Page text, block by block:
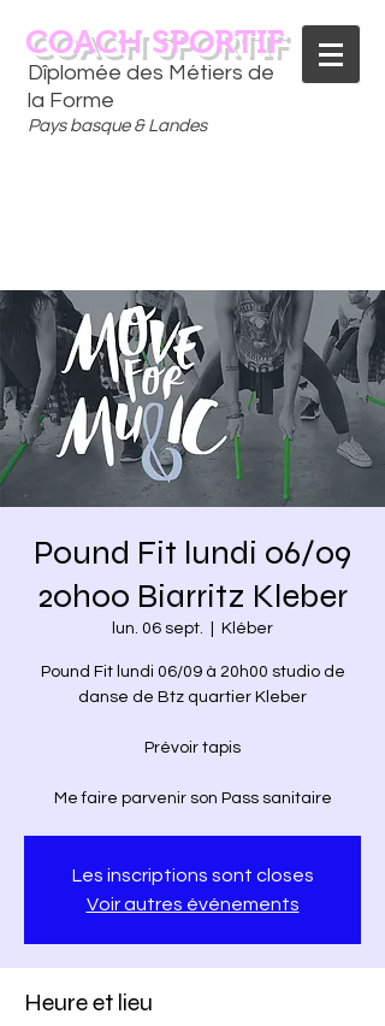
Dîplomée des Métiers de
la Forme
Pays basque & Landes
COACH SPORTIF
Pound Fit lundi 06/09
20h00 Biarritz Kleber
lun. 06 sept. Kléber
Pound Fit lundi 06/09 à 20h00 studio de
danse de Btz quartier Kleber
Prévoir tapis
Me faire parvenir son Pass sanitaire
Les inscriptions sont closes
Voir autres événements
Heure et lieu